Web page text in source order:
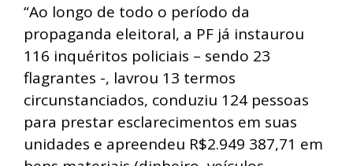
“Ao longo de todo o período da
propaganda eleitoral, a PF já instaurou
116 inquéritos policiais – sendo 23
flagrantes -, lavrou 13 termos
circunstanciados, conduziu 124 pessoas
para prestar esclarecimentos em suas
unidades e apreendeu R$2.949 387,71 em